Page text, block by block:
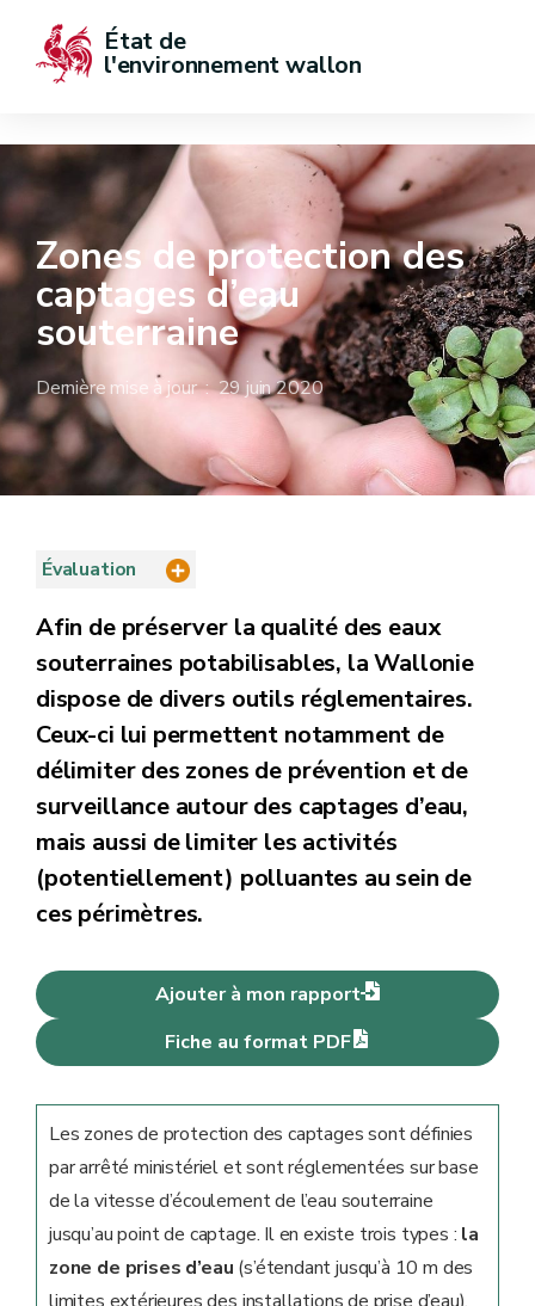
État de
l'environnement wallon
Zones de protection des
captages d’eau
souterraine
Dernière mise à jour : 29 juin 2020
Évaluation
Afin de préserver la qualité des eaux
souterraines potabilisables, la Wallonie
dispose de divers outils réglementaires.
Ceux-ci lui permettent notamment de
délimiter des zones de prévention et de
surveillance autour des captages d’eau,
mais aussi de limiter les activités
(potentiellement) polluantes au sein de
ces périmètres.
Ajouter à mon rapport
Fiche au format PDF
Les zones de protection des captages sont définies
par arrêté ministériel et sont réglementées sur base
de la vitesse d’écoulement de l’eau souterraine
jusqu’au point de captage. Il en existe trois types : la
zone de prises d’eau (s’étendant jusqu’à 10 m des
limites extérieures des installations de prise d’eau),